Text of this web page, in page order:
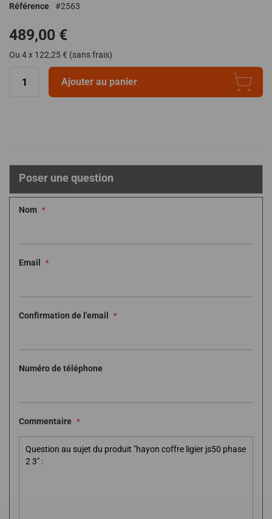
de
Galerie
Référence 2563
489,00 €
Ou 4 x 122,25 € (sans frais)
Ajouter au panier
Poser une question
Nom
Email
Confirmation de l'email
Numéro de téléphone
Commentaire